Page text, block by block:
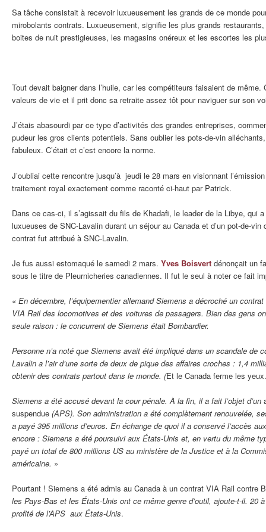
Sa tâche consistait à recevoir luxueusement les grands de ce monde
mirobolants contrats. Luxueusement, signifie les plus grands
boites de nuit prestigieuses, les magasins onéreux et les escortes les
Tout devait baigner dans l’huile, car les compétiteurs faisaient de
valeurs de vie et il prit donc sa retraite assez tôt pour naviguer sur son
J’étais abasourdi par ce type d’activités des grandes entreprises,
pudeur les gros clients potentiels. Sans oublier les pots-de-vin
fabuleux. C’était et c’est encore la norme.
J’oubliai cette rencontre jusqu’à jeudi le 28 mars en visionnant
traitement royal exactement comme raconté ci-haut par Patrick.
Dans ce cas-ci, il s’agissait du fils de Khadafi, le leader de la Libye, qui
luxueuses de SNC-Lavalin durant un séjour au Canada et d’un pot-de-
contrat fut attribué à SNC-Lavalin.
Je fus aussi estomaqué le samedi 2 mars. Yves Boisvert dénonçait un
sous le titre de Pleurnicheries canadiennes. Il fut le seul à noter ce fait
« En décembre, l’équipementier allemand Siemens a décroché un
VIA Rail des locomotives et des voitures de passagers. Bien des gens
seule raison : le concurrent de Siemens était Bombardier.
Personne n’a noté que Siemens avait été impliqué dans un scandale de
Lavalin a l’air d’une sorte de deux de pique des affaires croches : 1,4
obtenir des contrats partout dans le monde. (Et le Canada ferme les
Siemens a été accusé devant la cour pénale. À la fin, il a fait l’objet d’un
suspendue (APS). Son administration a été complètement renouvelée,
a payé 395 millions d’euros. En échange de quoi il a conservé l’accès
encore : Siemens a été poursuivi aux États-Unis et, en vertu du même
payé un total de 800 millions US au ministère de la Justice et à la
américaine. »
Pourtant ! Siemens a été admis au Canada à un contrat VIA Rail contre
les Pays-Bas et les États-Unis ont ce même genre d’outil, ajoute-t-il. 20
profité de l’APS aux États-Unis.